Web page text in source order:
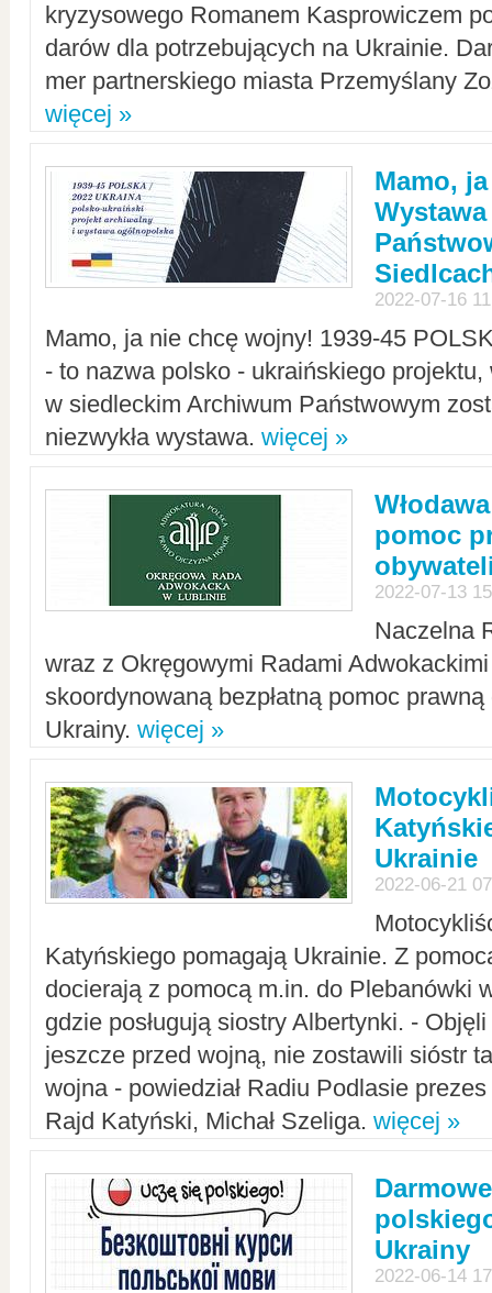
kryzysowego Romanem Kasprowiczem
darów dla potrzebujących na Ukrainie.
mer partnerskiego miasta Przemyślany
więcej »
Mamo,
2022-07-16
Mamo, ja nie chcę wojny! 1939-45
- to nazwa polsko - ukraińskiego
w siedleckim Archiwum Państwowym
niezwykła wystawa. więcej »
pomoc
2022-07-13
Naczelna
wraz z Okręgowymi Radami Adwokackimi
skoordynowaną bezpłatną pomoc
Ukrainy. więcej »
Ukrainie
2022-06-21
Katyńskiego pomagają Ukrainie. Z
docierają z pomocą m.in. do Plebanówki
gdzie posługują siostry Albertynki. -
jeszcze przed wojną, nie zostawili sióstr
wojna - powiedział Radiu Podlasie
Rajd Katyński, Michał Szeliga. więcej »
Ukrainy
2022-06-14